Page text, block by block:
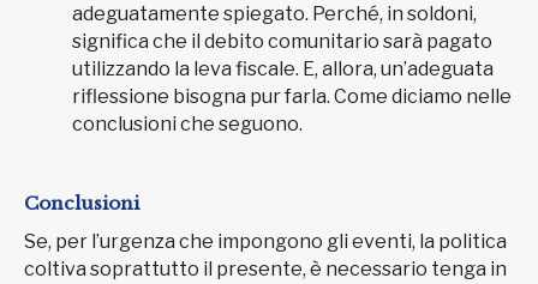
adeguatamente spiegato. Perché, in soldoni,
significa che il debito comunitario sarà pagato
utilizzando la leva fiscale. E, allora, un’adeguata
riflessione bisogna pur farla. Come diciamo nelle
conclusioni che seguono.
Conclusioni
Se, per l’urgenza che impongono gli eventi, la politica
coltiva soprattutto il presente, è necessario tenga in